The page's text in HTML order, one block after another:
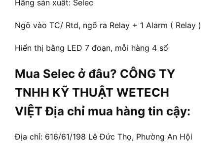
Hãng sản xuất: Selec
Ngõ vào TC/ Rtd, ngõ ra Relay + 1 Alarm ( Relay )
Hiển thị bằng LED 7 đoạn, mỗi hàng 4 số
Mua Selec ở đâu? CÔNG TY
TNHH KỸ THUẬT WETECH
VIỆT Địa chỉ mua hàng tin cậy:
Địa chỉ: 616/61/198 Lê Đức Thọ, Phường An Hội